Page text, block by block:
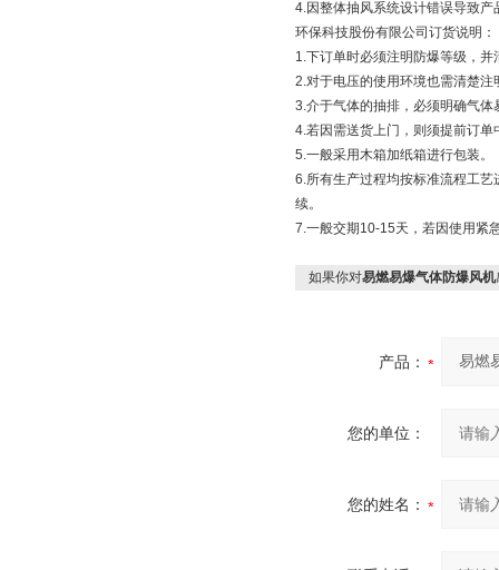
4.因整体抽风系统设计错误导致产
环保科技股份有限公司订货说明：
1.下订单时必须注明防爆等级，并
2.对于电压的使用环境也需清楚注
3.介于气体的抽排，必须明确气
4.若因需送货上门，则须提前订单
5.一般采用木箱加纸箱进行包装。
6.所有生产过程均按标准流程工
续。
7.一般交期10-15天，若因使用紧
如果你对易燃易爆气体防爆风机
产品：
您的单位：
您的姓名：